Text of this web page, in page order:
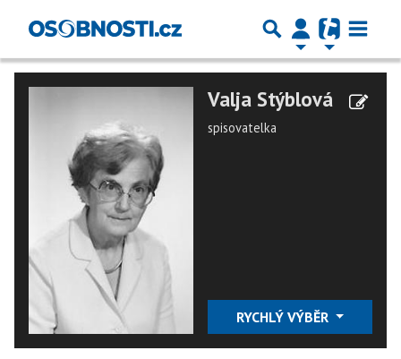
Valja Stýblová
spisovatelka
RYCHLÝ VÝBĚR